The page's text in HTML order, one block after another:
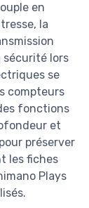
en
la
lors
se
compteurs
fonctions
et
préserver
les fiches
Plays